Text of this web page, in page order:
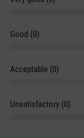
Good (0)
Acceptable (0)
Unsatisfactory (0)